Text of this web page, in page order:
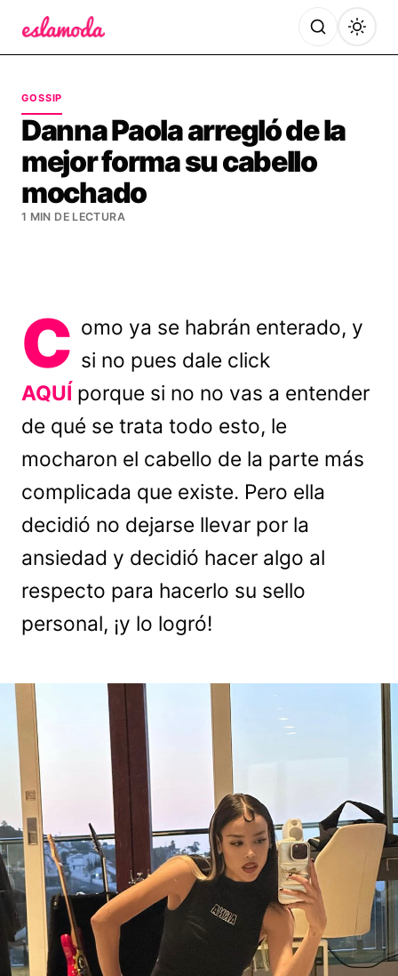
GOSSIP
Danna Paola arregló de la
mejor forma su cabello
mochado
1 MIN DE LECTURA
C omo ya se habrán enterado, y
si no pues dale click
AQUÍ porque si no no vas a entender
de qué se trata todo esto, le
mocharon el cabello de la parte más
complicada que existe. Pero ella
decidió no dejarse llevar por la
ansiedad y decidió hacer algo al
respecto para hacerlo su sello
personal, ¡y lo logró!